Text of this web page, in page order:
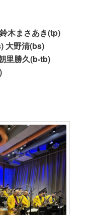
木まさあき(tp)
大野清(bs)
里勝久(b-tb)